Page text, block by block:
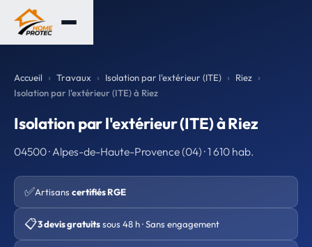
Accueil Travaux Isolation par l'extérieur (ITE)
Riez
Isolation par l'extérieur (ITE) à Riez
Isolation par l'extérieur (ITE) à Riez
04500 · Alpes-de-Haute-Provence (04) · 1 610 hab.
✅Artisans certifiés RGE
📋3 devis gratuitssous 48 h · Sans engagement